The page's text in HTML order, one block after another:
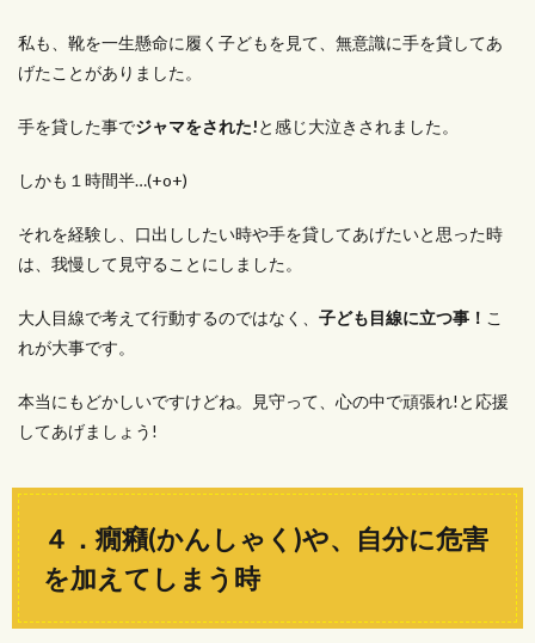
私も、靴を一生懸命に履く子どもを見て、無意識に手を貸してあ
げたことがありました。
手を貸した事でジャマをされた!と感じ大泣きされました。
しかも１時間半…(+o+)
それを経験し、口出ししたい時や手を貸してあげたいと思った時
は、我慢して見守ることにしました。
大人目線で考えて行動するのではなく、 子ども目線に立つ事！ こ
れが大事です。
本当にもどかしいですけどね。見守って、心の中で頑張れ!と応援
してあげましょう!
４．癇癪(かんしゃく)や、自分に危害
を加えてしまう時